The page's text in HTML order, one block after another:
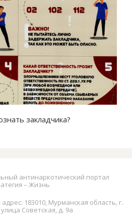
закладчика?
антинаркотический портал
– Жизнь
183010, Мурманская область, г.
Советская, д. 9а